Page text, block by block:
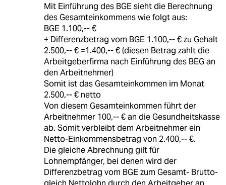
Mit Einführung des BGE sieht die Berechnung
des Gesamteinkommens wie folgt aus:
BGE 1.100,-- €
+ Differenzbetrag vom BGE 1.100,-- € zu Gehalt
2.500,-- € =1.400,-- € (diesen Betrag zahlt die
Arbeitgeberfirma nach Einführung des BEG an
den Arbeitnehmer)
Somit ist das Gesamteinkommen im Monat
2.500,-- € netto
Von diesem Gesamteinkommen führt der
Arbeitnehmer 100,-- € an die Gesundheitskasse
ab. Somit verbleibt dem Arbeitnehmer ein
Netto-Einkommensbetrag von 2.400,-- €.
Die gleiche Abrechnung gilt für
Lohnempfänger, bei denen wird der
Differenzbetrag vom BGE zum Gesamt- Brutto-